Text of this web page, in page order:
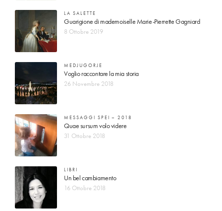
LA SALETTE
Guarigione di mademoiselle Marie-Pierrette Gagniard
8 Ottobre 2019
MEDJUGORJE
Voglio raccontare la mia storia
26 Novembre 2018
MESSAGGI SPEI – 2018
Quae sursum volo videre
31 Ottobre 2018
LIBRI
Un bel cambiamento
16 Ottobre 2018